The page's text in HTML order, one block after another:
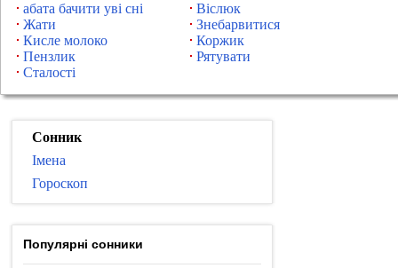
абата бачити уві сні
Віслюк
Жати
Знебарвитися
Кисле молоко
Коржик
Пензлик
Рятувати
Сталості
Сонник
Імена
Гороскоп
Популярні сонники